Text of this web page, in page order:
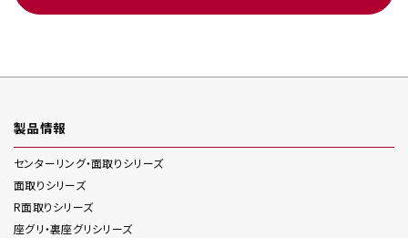
製品情報
センターリング・面取りシリーズ
面取りシリーズ
R面取りシリーズ
座グリ・裏座グリシリーズ